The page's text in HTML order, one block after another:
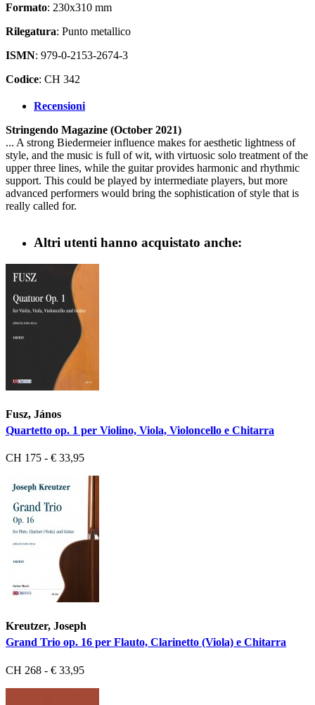
Formato: 230x310 mm
Rilegatura: Punto metallico
ISMN: 979-0-2153-2674-3
Codice: CH 342
Recensioni
Stringendo Magazine (October 2021)
... A strong Biedermeier influence makes for aesthetic lightness of
style, and the music is full of wit, with virtuosic solo treatment of the
upper three lines, while the guitar provides harmonic and rhythmic
support. This could be played by intermediate players, but more
advanced performers would bring the sophistication of style that is
really called for.
Altri utenti hanno acquistato anche:
Fusz, János
Quartetto op. 1 per Violino, Viola, Violoncello e Chitarra
CH 175 - € 33,95
Kreutzer, Joseph
Grand Trio op. 16 per Flauto, Clarinetto (Viola) e Chitarra
CH 268 - € 33,95